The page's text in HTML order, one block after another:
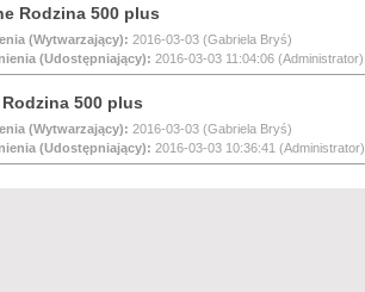
Rodzina 500 plus
(Wytwarzający): 2016-03-03 (Gabriela Bryś)
(Udostępniający): 2016-03-03 11:04:06 (Administrator)
500 plus
(Wytwarzający): 2016-03-03 (Gabriela Bryś)
(Udostępniający): 2016-03-03 10:36:41 (Administrator)